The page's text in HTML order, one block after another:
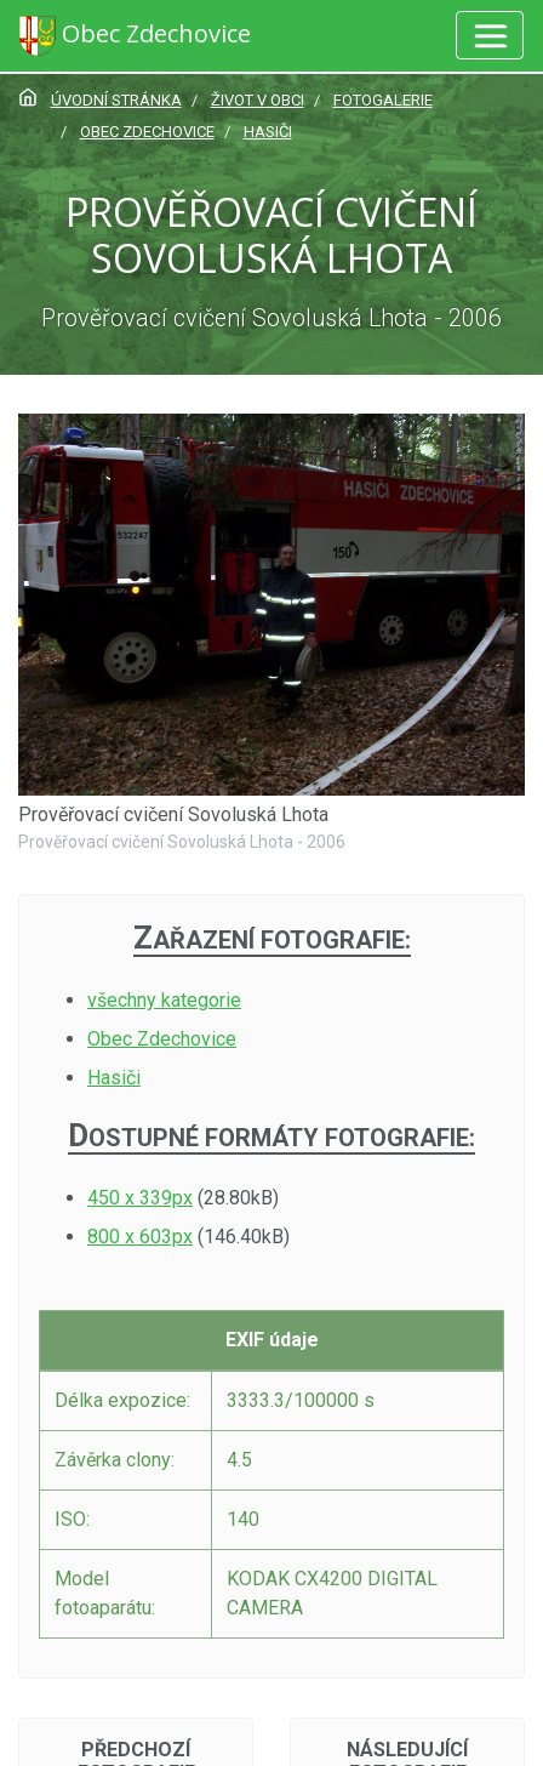
Obec Zdechovice
ÚVODNÍ STRÁNKA ŽIVOT V OBCI
FOTOGALERIE
OBEC ZDECHOVICE
HASIČI
PROVĚŘOVACÍ CVIČENÍ
SOVOLUSKÁ LHOTA
Prověřovací cvičení Sovoluská Lhota - 2006
Prověřovací cvičení Sovoluská Lhota
Prověřovací cvičení Sovoluská Lhota - 2006
ZAŘAZENÍ FOTOGRAFIE:
všechny kategorie
Obec Zdechovice
Hasiči
DOSTUPNÉ FORMÁTY FOTOGRAFIE:
450 x 339px (28.80kB)
800 x 603px (146.40kB)
EXIF údaje
Délka expozice: 3333.3/100000 s
Závěrka clony: 4.5
ISO: 140
Model
fotoaparátu:
KODAK CX4200 DIGITAL
CAMERA
PŘEDCHOZÍ
NÁSLEDUJÍCÍ